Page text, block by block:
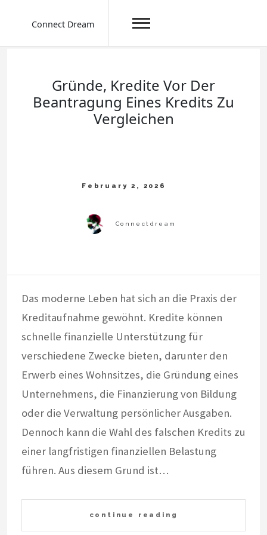
Connect Dream
Gründe, Kredite Vor Der
Beantragung Eines Kredits Zu
Vergleichen
Das moderne Leben hat sich an die Praxis der
Kreditaufnahme gewöhnt. Kredite können
schnelle finanzielle Unterstützung für
verschiedene Zwecke bieten, darunter den
Erwerb eines Wohnsitzes, die Gründung eines
Unternehmens, die Finanzierung von Bildung
oder die Verwaltung persönlicher Ausgaben.
Dennoch kann die Wahl des falschen Kredits zu
einer langfristigen finanziellen Belastung
führen. Aus diesem Grund ist…
continue reading